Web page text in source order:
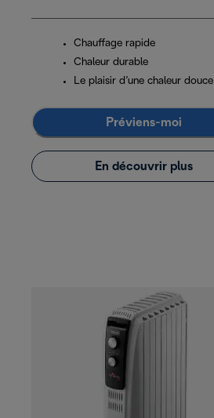
Chauffage rapide
Chaleur durable
Le plaisir d’une chaleur douce
Préviens-moi
En découvrir plus